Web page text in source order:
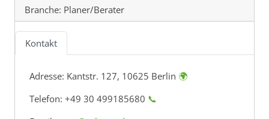
Branche: Planer/Berater
Kontakt
Adresse: Kantstr. 127, 10625 Berlin 🌍
Telefon: +49 30 499185680 📞